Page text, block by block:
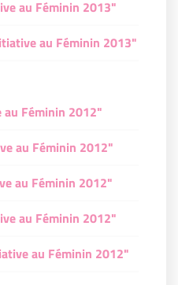
au Féminin 2013"
au Féminin 2013"
Féminin 2012"
au Féminin 2012"
au Féminin 2012"
au Féminin 2012"
au Féminin 2012"